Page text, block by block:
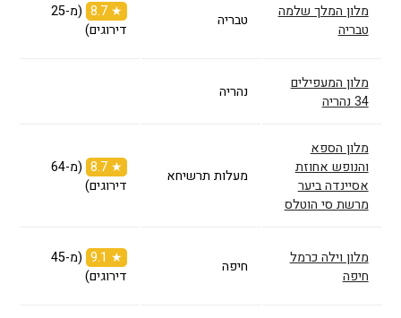
מלון המלך שלמה
טבריה
טבריה ★ 8.7
(מ-25
דירוגים)
מלון המעפילים
34‎ נהריה
נהריה
מלון הספא
והנופש אחוזת
אסיינדה ביער
מרשת סי הוטלס
מעלות תרשיחא ★ 8.7
(מ-64
דירוגים)
מלון וילה כרמל
חיפה
חיפה ★ 9.1
(מ-45
דירוגים)